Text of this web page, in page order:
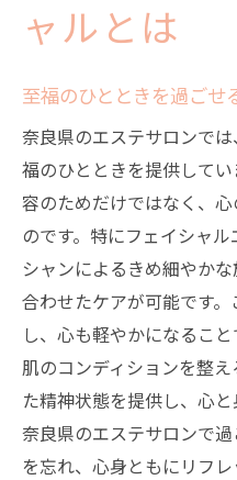
ャルとは
至福のひとときを過ごせ
奈良県のエステサロンで
福のひとときを提供して
容のためだけではなく、
のです。特にフェイシャ
シャンによるきめ細やか
合わせたケアが可能です
し、心も軽やかになるこ
肌のコンディションを整
た精神状態を提供し、心と
奈良県のエステサロンで
を忘れ、心身ともにリフ